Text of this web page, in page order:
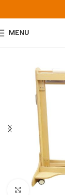
MENU
Padidinti